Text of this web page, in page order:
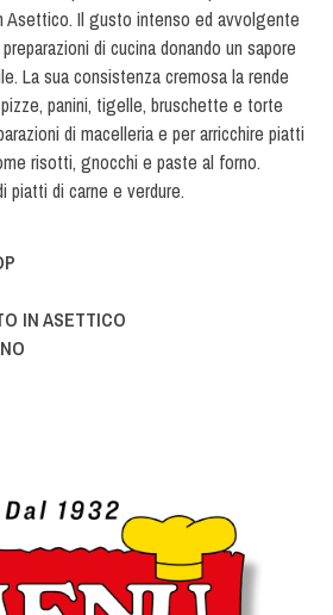
Asettico. Il gusto intenso ed avvolgente
di cucina donando un sapore
La sua consistenza cremosa la rende
panini, tigelle, bruschette e torte
di macelleria e per arricchire piatti
risotti, gnocchi e paste al forno.
piatti di carne e verdure.
IN ASETTICO